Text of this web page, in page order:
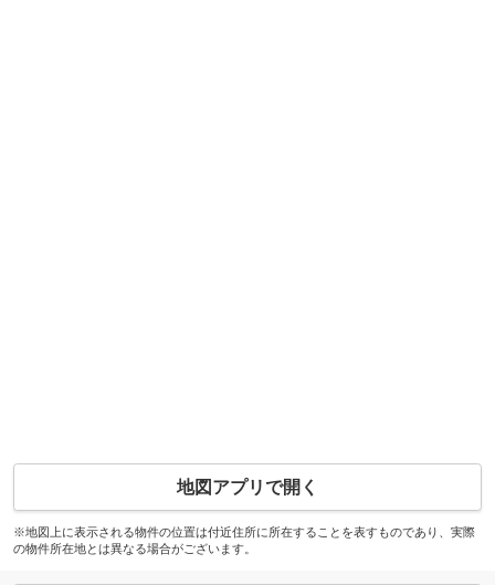
地図アプリで開く
※地図上に表示される物件の位置は付近住所に所在することを表すものであり、実際
の物件所在地とは異なる場合がございます。